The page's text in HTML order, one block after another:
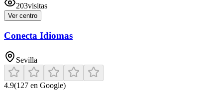
203visitas
Ver centro
Conecta Idiomas
Sevilla
4.9(127 en Google)